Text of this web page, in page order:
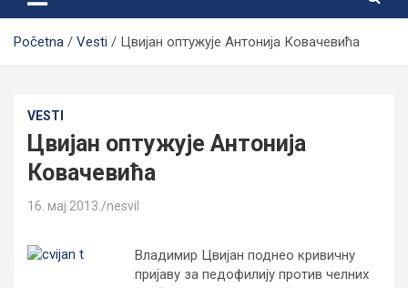
Početna Vesti Цвијан оптужује Антонија Ковачевића
VESTI
Цвијан оптужује Антонија
Ковачевића
16. мај 2013. nesvil
Владимир Цвијан поднео кривичну
пријаву за педофилију против челних